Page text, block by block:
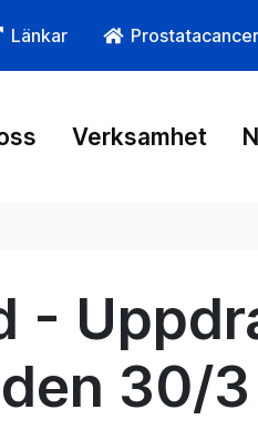
Länkar
Verksamhet
-
30/3